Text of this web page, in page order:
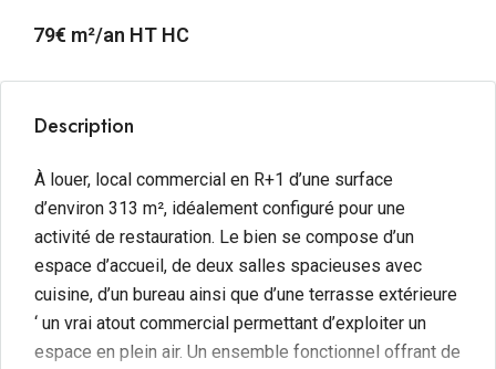
79€ m²/an HT HC
Description
À louer, local commercial en R+1 d’une surface
d’environ 313 m², idéalement configuré pour une
activité de restauration. Le bien se compose d’un
espace d’accueil, de deux salles spacieuses avec
cuisine, d’un bureau ainsi que d’une terrasse extérieure
‘ un vrai atout commercial permettant d’exploiter un
espace en plein air. Un ensemble fonctionnel offrant de